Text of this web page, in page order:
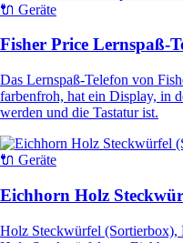
🔌 Geräte
Fisher Price Lernspaß-
Das Lernspaß-Telefon von
farbenfroh, hat ein Display, in
werden und die Tastatur ist.
🔌 Geräte
Eichhorn Holz
Holz Steckwürfel